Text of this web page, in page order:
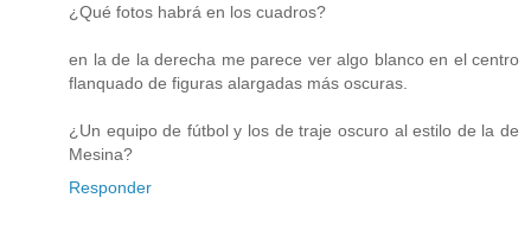
¿Qué fotos habrá en los cuadros?
en la de la derecha me parece ver algo blanco en el centro
flanquado de figuras alargadas más oscuras.
¿Un equipo de fútbol y los de traje oscuro al estilo de la de
Mesina?
Responder